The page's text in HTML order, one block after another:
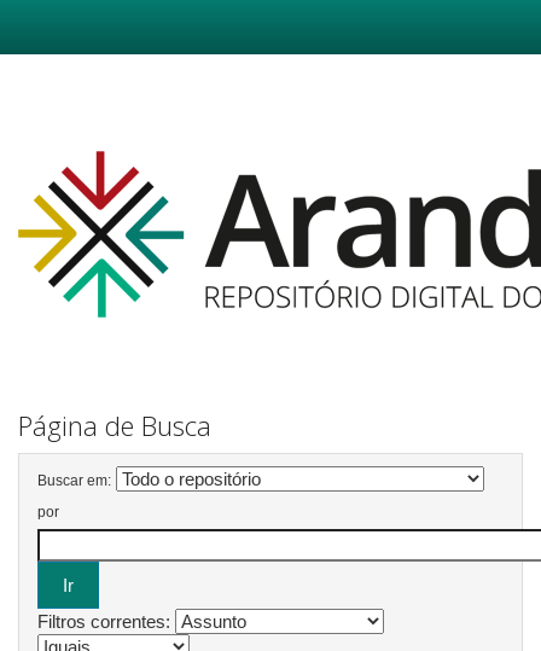
Página de Busca
Buscar em:
por
Filtros correntes: